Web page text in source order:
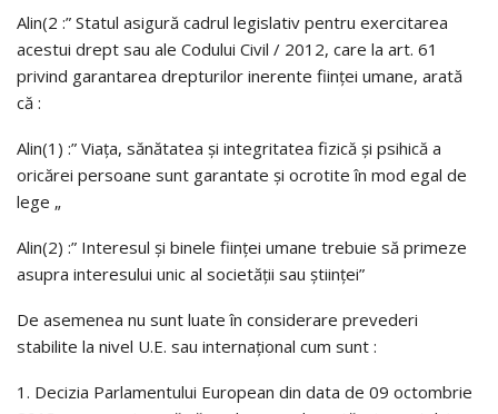
Alin(2 :” Statul asigură cadrul legislativ pentru exercitarea
acestui drept sau ale Codului Civil / 2012, care la art. 61
privind garantarea drepturilor inerente fiinţei umane, arată
că :
Alin(1) :” Viaţa, sănătatea şi integritatea fizică şi psihică a
oricărei persoane sunt garantate şi ocrotite în mod egal de
lege „
Alin(2) :” Interesul şi binele fiinţei umane trebuie să primeze
asupra interesului unic al societăţii sau ştiinţei”
De asemenea nu sunt luate în considerare prevederi
stabilite la nivel U.E. sau internaţional cum sunt :
1. Decizia Parlamentului European din data de 09 octombrie